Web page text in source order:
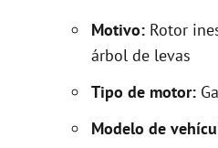
Motivo: Rotor
árbol de levas
Tipo de motor:
Modelo de